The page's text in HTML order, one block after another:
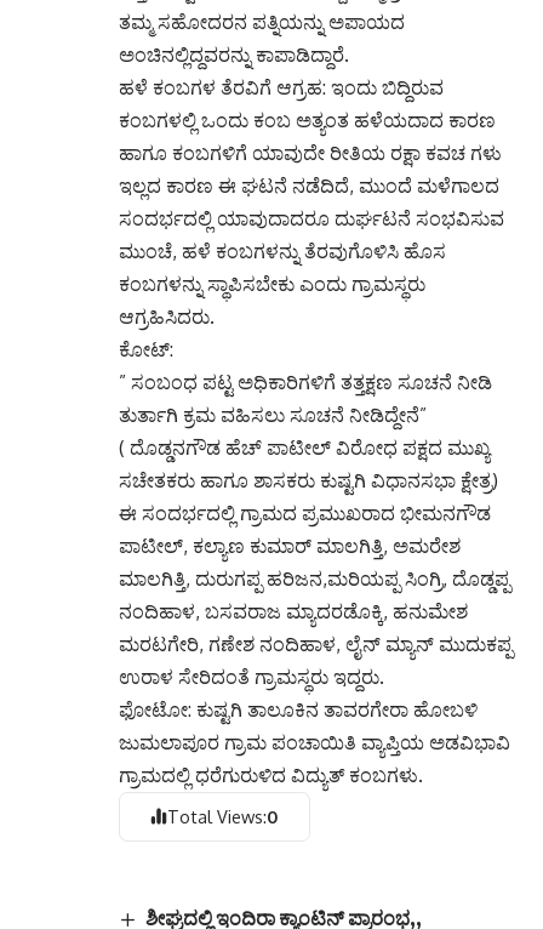
ತಮ್ಮ ಸಹೋದರನ ಪತ್ನಿಯನ್ನು ಅಪಾಯದ
ಅಂಚಿನಲ್ಲಿದ್ದವರನ್ನು ಕಾಪಾಡಿದ್ದಾರೆ.
ಹಳೆ ಕಂಬಗಳ ತೆರವಿಗೆ ಆಗ್ರಹ: ಇಂದು ಬಿದ್ದಿರುವ
ಕಂಬಗಳಲ್ಲಿ ಒಂದು ಕಂಬ ಅತ್ಯಂತ ಹಳೆಯದಾದ ಕಾರಣ
ಹಾಗೂ ಕಂಬಗಳಿಗೆ ಯಾವುದೇ ರೀತಿಯ ರಕ್ಷಾ ಕವಚ ಗಳು
ಇಲ್ಲದ ಕಾರಣ ಈ ಘಟನೆ ನಡೆದಿದೆ, ಮುಂದೆ ಮಳೆಗಾಲದ
ಸಂದರ್ಭದಲ್ಲಿ ಯಾವುದಾದರೂ ದುರ್ಘಟನೆ ಸಂಭವಿಸುವ
ಮುಂಚೆ, ಹಳೆ ಕಂಬಗಳನ್ನು ತೆರವುಗೊಳಿಸಿ ಹೊಸ
ಕಂಬಗಳನ್ನು ಸ್ಥಾಪಿಸಬೇಕು ಎಂದು ಗ್ರಾಮಸ್ಥರು
ಆಗ್ರಹಿಸಿದರು.
ಕೋಟ್:
” ಸಂಬಂಧ ಪಟ್ಟ ಅಧಿಕಾರಿಗಳಿಗೆ ತತ್ತಕ್ಷಣ ಸೂಚನೆ ನೀಡಿ
ತುರ್ತಾಗಿ ಕ್ರಮ ವಹಿಸಲು ಸೂಚನೆ ನೀಡಿದ್ದೇನೆ”
( ದೊಡ್ಡನಗೌಡ ಹೆಚ್ ಪಾಟೀಲ್ ವಿರೋಧ ಪಕ್ಷದ ಮುಖ್ಯ
ಸಚೇತಕರು ಹಾಗೂ ಶಾಸಕರು ಕುಷ್ಟಗಿ ವಿಧಾನಸಭಾ ಕ್ಷೇತ್ರ)
ಈ ಸಂದರ್ಭದಲ್ಲಿ ಗ್ರಾಮದ ಪ್ರಮುಖರಾದ ಭೀಮನಗೌಡ
ಪಾಟೀಲ್, ಕಲ್ಯಾಣ ಕುಮಾರ್ ಮಾಲಗಿತ್ತಿ, ಅಮರೇಶ
ಮಾಲಗಿತ್ತಿ, ದುರುಗಪ್ಪ ಹರಿಜನ,ಮರಿಯಪ್ಪ ಸಿಂಗ್ರಿ, ದೊಡ್ಡಪ್ಪ
ನಂದಿಹಾಳ, ಬಸವರಾಜ ಮ್ಯಾದರಡೊಕ್ಕಿ, ಹನುಮೇಶ
ಮರಟಗೇರಿ, ಗಣೇಶ ನಂದಿಹಾಳ, ಲೈನ್ ಮ್ಯಾನ್ ಮುದುಕಪ್ಪ
ಉರಾಳ ಸೇರಿದಂತೆ ಗ್ರಾಮಸ್ಥರು ಇದ್ದರು.
ಫೋಟೋ: ಕುಷ್ಟಗಿ ತಾಲೂಕಿನ ತಾವರಗೇರಾ ಹೋಬಳಿ
ಜುಮಲಾಪೂರ ಗ್ರಾಮ ಪಂಚಾಯಿತಿ ವ್ಯಾಪ್ತಿಯ ಅಡವಿಭಾವಿ
ಗ್ರಾಮದಲ್ಲಿ ಧರೆಗುರುಳಿದ ವಿದ್ಯುತ್ ಕಂಬಗಳು.
Total Views:0
ಶೀಘ್ರದಲ್ಲಿ ಇಂದಿರಾ ಕ್ಯಾಂಟಿನ್ ಪ್ರಾರಂಭ,,